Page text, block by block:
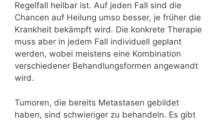
Regelfall heilbar ist. Auf jeden Fall sind die
Chancen auf Heilung umso besser, je früher die
Krankheit bekämpft wird. Die konkrete Therapie
muss aber in jedem Fall individuell geplant
werden, wobei meistens eine Kombination
verschiedener Behandlungsformen angewandt
wird.
Tumoren, die bereits Metastasen gebildet
haben, sind schwieriger zu behandeln. Es gibt